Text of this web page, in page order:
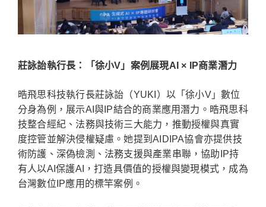
莊詠詒執行長：「徐小V」案例展現AI × IP商業潛力
晧飛思科技執行長莊詠詒（YUKI）以「徐小V」數位
分身為例，展示AI與IP結合的商業應用潛力。晧飛思科
技整合經紀、法務與技術三大能力，推動授權與真實
度控管並解決侵權疑慮。她提到AIDIPA協會亦提供技
術防護、深偽檢測、法務支援與產業串聯，協助IP持
有人以AI保護AI，打造具價值的授權與變現模式，成為
台灣數位IP應用的標竿案例。